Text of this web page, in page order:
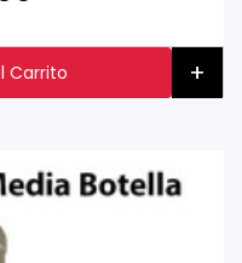
Carrito +